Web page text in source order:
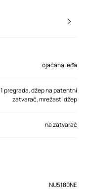
ojačana leđa
1 pregrada, džep na patentni
zatvarač, mrežasti džep
na zatvarač
NU5180NE